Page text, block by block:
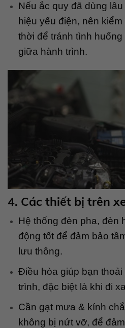
Nếu ắc quy đã dùng
hiệu yếu điện, nên
thời để tránh tình huống
giữa hành trình.
4. Các thiết bị trên
Hệ thống đèn pha, đèn
động tốt để đảm bảo
lưu thông.
Điều hòa giúp bạn
trình, đặc biệt là khi đi
Cần gạt mưa & kính
không bị nứt vỡ, để